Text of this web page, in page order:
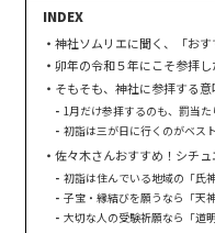
神社ソムリエに聞く、「おす
卯年の令和５年にこそ参拝し
そもそも、神社に参拝する意
1月だけ参拝するのも、罰当た
初詣は三が日に行くのがベス
佐々木さんおすすめ！シチ
初詣は住んでいる地域の「氏神
子宝・縁結びを願うなら「天神
大切な人の受験祈願なら「道